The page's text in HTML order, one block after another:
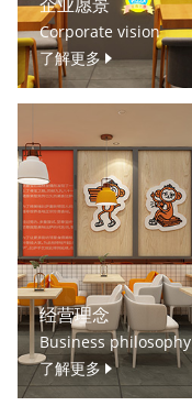
Corporate vision
了解更多
经营理念
Business philosophy
了解更多